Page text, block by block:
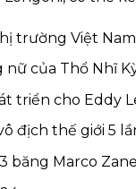
trường Việt
của Thổ Nhĩ
triển cho Eddy
địch thế giới 5
băng Marco